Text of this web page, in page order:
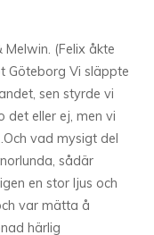
Melwin. (Felix åkte
Göteborg Vi släppte
sen styrde vi
det eller ej, men vi
vad mysigt del
sådär
en stor ljus och
var mätta å
härlig